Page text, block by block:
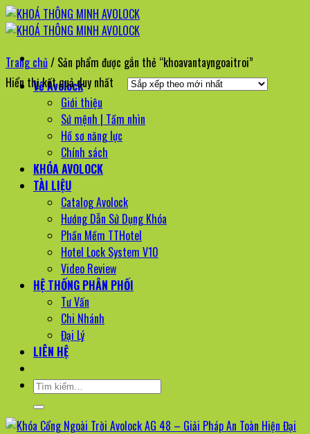
Bỏ
qua
dung
Về Avolock
Giới thiệu
Sứ mệnh | Tầm nhìn
Hồ sơ năng lực
Chính sách
KHÓA AVOLOCK
TÀI LIỆU
Catalog Avolock
Hướng Dẫn Sử Dụng Khóa
Phần Mềm TTHotel
Hotel Lock System V10
Video Review
HỆ THỐNG PHÂN PHỐI
Tư Vấn
Chi Nhánh
Đại Lý
LIÊN HỆ
Tìm
kiếm:
Trang chủ/ Sản phẩm được gắn thẻ “khoavantayngoaitroi”
Hiển thị kết quả duy nhất